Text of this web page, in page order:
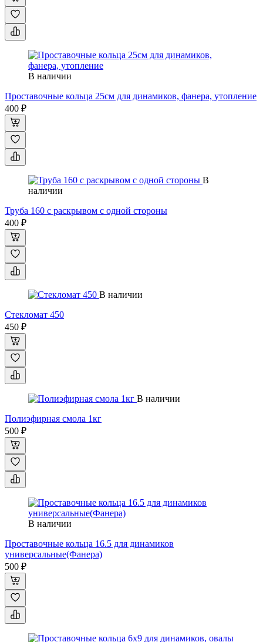
В наличии
Проставочные кольца 25см для динамиков, фанера, утопление
400 ₽
В
наличии
Труба 160 с раскрывом с одной стороны
400 ₽
В наличии
Стекломат 450
450 ₽
В наличии
Полиэфирная смола 1кг
500 ₽
В наличии
Проставочные кольца 16.5 для динамиков
универсальные(Фанера)
500 ₽